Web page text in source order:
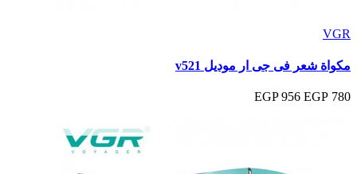
VGR
مكواة شعر فى جى ار موديل v521
780 EGP
956 EGP